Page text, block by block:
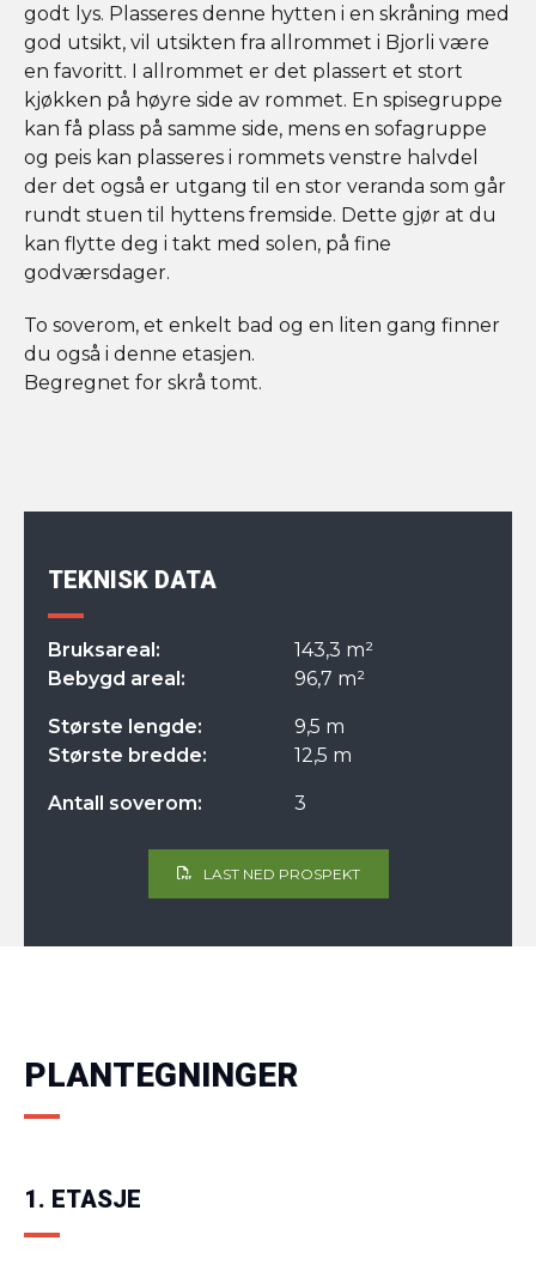
godt lys. Plasseres denne hytten i en skråning med
god utsikt, vil utsikten fra allrommet i Bjorli være
en favoritt. I allrommet er det plassert et stort
kjøkken på høyre side av rommet. En spisegruppe
kan få plass på samme side, mens en sofagruppe
og peis kan plasseres i rommets venstre halvdel
der det også er utgang til en stor veranda som går
rundt stuen til hyttens fremside. Dette gjør at du
kan flytte deg i takt med solen, på fine
godværsdager.
To soverom, et enkelt bad og en liten gang finner
du også i denne etasjen.
Begregnet for skrå tomt.
TEKNISK DATA
Bruksareal:
143,3 m²
Bebygd areal:
96,7 m²
Største lengde:
9,5 m
Største bredde:
12,5 m
Antall soverom: 3
LAST NED PROSPEKT
PLANTEGNINGER
1. ETASJE